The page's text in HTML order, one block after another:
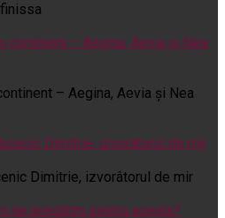
– Aegina, Aevia și Nea
Dimitrie, izvorâtorul de mir